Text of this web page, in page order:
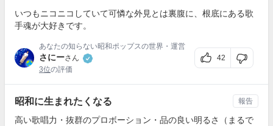
いつもニコニコしていて可憐な外見とは裏腹に、根底にある歌
手魂が大好きです。
あなたの知らない昭和ポップスの世界・運営
さにーさん
3位の評価
42
昭和に生まれたくなる
高い歌唱力・抜群のプロボーション・品の良い明るさ（まるで
報告